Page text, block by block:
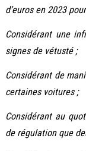
d’euros en 2023
Considérant une
signes de vétusté ;
Considérant de
certaines voitures ;
Considérant au
de régulation que